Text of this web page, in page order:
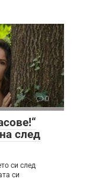
0
след
си след
си